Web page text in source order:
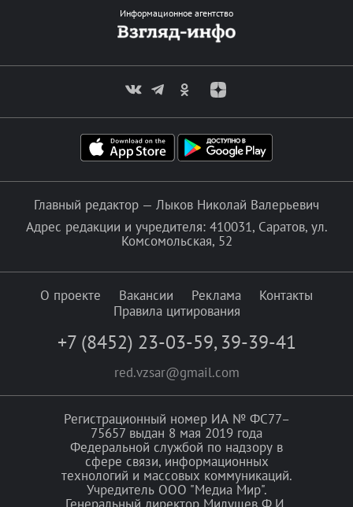
Информационное агентство
Главный редактор — Лыков Николай Валерьевич
Адрес редакции и учредителя: 410031, Саратов, ул.
Комсомольская, 52
О проекте Вакансии Реклама
Контакты
Правила цитирования
+7 (8452) 23-03-59, 39-39-41
red.vzsar@gmail.com
Регистрационный номер ИА № ФС77–
75657 выдан 8 мая 2019 года
Федеральной службой по надзору в
сфере связи, информационных
технологий и массовых коммуникаций.
Учредитель ООО "Медиа Мир".